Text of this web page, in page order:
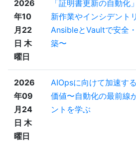
2026
年10
月22
日 木
曜日
「証明書更新の自動化
新作業やインシデント
AnsibleとVaultで安全
築〜
2026
年09
月24
日 木
曜日
AIOpsに向けて加速す
価値〜自動化の最前線
ントを学ぶ